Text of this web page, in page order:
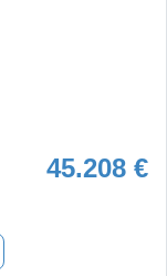
45.208 €